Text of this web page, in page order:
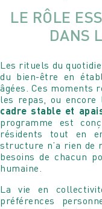
LE RÔLE
DANS
Les rituels du
du bien-être en
âgées. Ces moments
les repas, ou
cadre stable et
programme est
résidents tout en
structure n’a rien de
besoins de chacun
humaine.
La vie en
préférences